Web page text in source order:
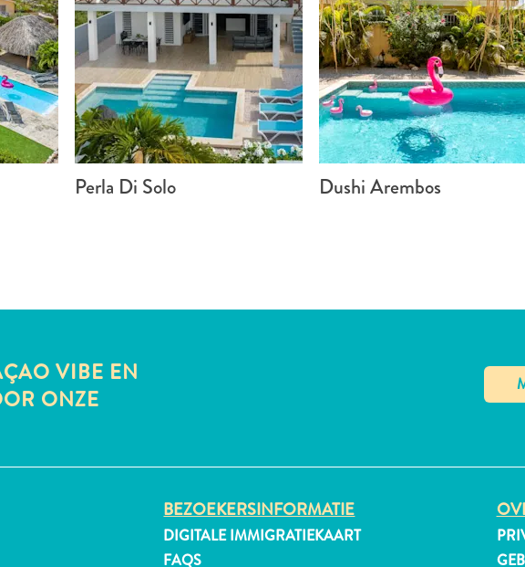
Perla Di Solo Dushi Arembos
VIBE EN
ONZE
BEZOEKERSINFORMATIE
DIGITALE IMMIGRATIEKAART
FAQS